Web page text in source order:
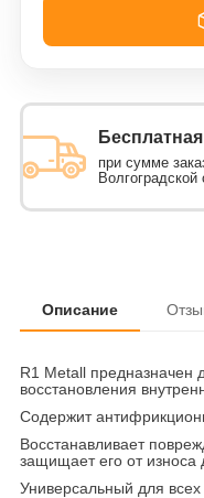
при сумме
Волгоградской
Описание
R1 Metall предназначен
восстановления
Содержит
Восстанавливает
защищает его от износа
Универсальный для всех